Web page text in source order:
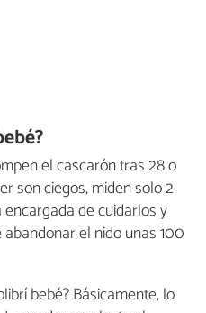
el cascarón tras 28 o
son ciegos, miden solo 2
de cuidarlos y
el nido unas 100
bebé? Básicamente, lo